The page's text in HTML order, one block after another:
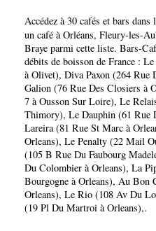
Accédez à 30 cafés et bars dans
un café àOrléans, Fleury-les-
Braye parmi cette liste. Bars-
débits de boisson de France : Le
à Olivet), Diva Paxon (264 Rue
Galion (76 Rue Des Closiers à
7 à Ousson Sur Loire), Le
Thimory), Le Dauphin (61 Rue
Lareira (81 Rue St Marc à
Orleans), Le Penalty (22 Mail
(105 B Rue Du Faubourg
Du Colombier à Orleans), La
Bourgogne à Orleans), Au Bon
Orleans), Le Rio (108 Av Du
(19 Pl Du Martroi à Orleans),.